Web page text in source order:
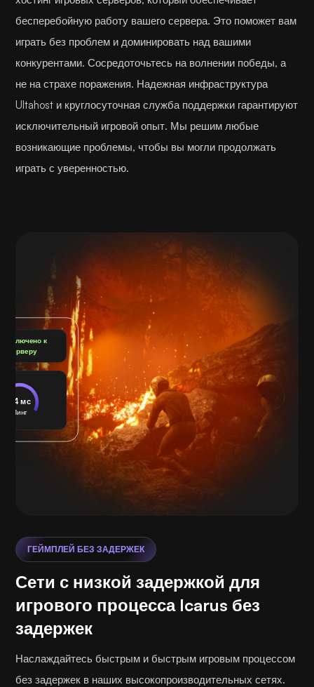
бесперебойную работу вашего сервера. Это поможет вам
играть без проблем и доминировать над вашими
конкурентами. Сосредоточьтесь на волнении победы, а
не на страхе поражения. Надежная инфраструктура
Ultahost и круглосуточная служба поддержки гарантируют
исключительный игровой опыт. Мы решим любые
возникающие проблемы, чтобы вы могли продолжать
играть с уверенностью.
к
серверу
24 мс
Пинг
ГЕЙМПЛЕЙ БЕЗ ЗАДЕРЖЕК
Сети с низкой задержкой для
игрового процесса Icarus без
задержек
Наслаждайтесь быстрым и быстрым игровым процессом
без задержек в наших высокопроизводительных сетях.